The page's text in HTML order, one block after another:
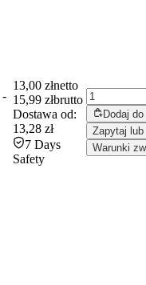
-
13,00 złnetto
15,99 złbrutto
Dostawa od:
13,28 zł
7 Days
Safety
Dodaj
Zapytaj
Warunki